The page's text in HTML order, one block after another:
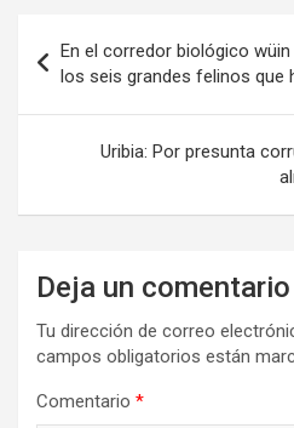
de
entradas
En el corredor biológico
los seis grandes felinos que
Uribia: Por presunta
Deja un comentario
Tu dirección de correo
campos obligatorios están
Comentario *